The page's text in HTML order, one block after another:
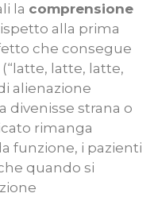
la comprensione
alla prima
che consegue
latte, latte,
alienazione
divenisse strana o
rimanga
funzione, i pazienti
quando si